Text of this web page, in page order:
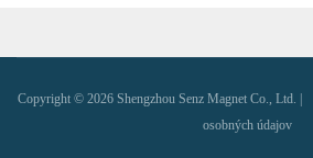
Copyright © 2026 Shengzhou Senz Magnet Co., Ltd. |
osobných údajov